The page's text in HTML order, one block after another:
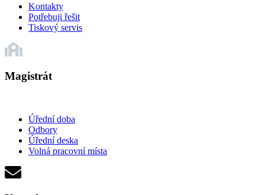
Kontakty
Potřebuji řešit
Tiskový servis
Magistrát
Úřední doba
Odbory
Úřední deska
Volná pracovní místa